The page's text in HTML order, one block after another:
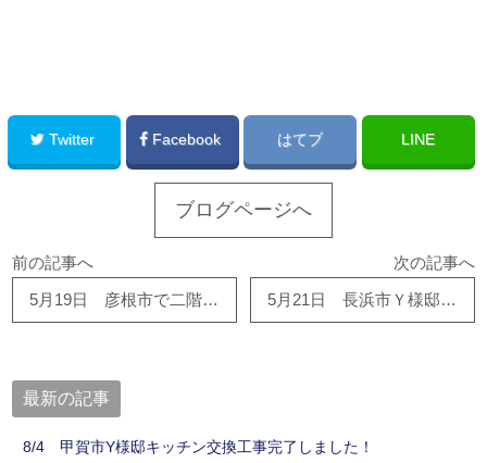
Twitter Facebook はてブ LINE
ブログページへ
前の記事へ
5月19日 彦根市で二階改装工事、東近江市で屋根葺き替え工事、完了しました！
次の記事へ
5月21日 長浜市Ｙ様邸 クロス貼り替え工事のご依頼いただきました。有難う御座います！！
最新の記事
8/4 甲賀市Y様邸キッチン交換工事完了しました！